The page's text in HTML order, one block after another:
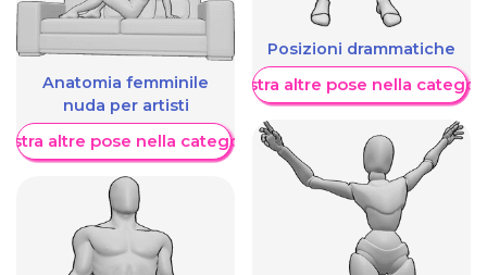
Anatomia femminile
nuda per artisti
altre pose nella categoria
Posizioni drammatiche
Mostra altre pose nella